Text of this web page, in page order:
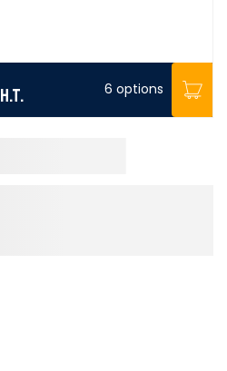
H.T. 6 options